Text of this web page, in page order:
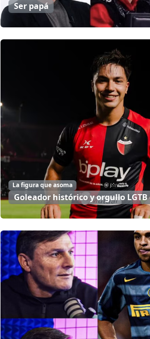
Ser papá
La figura que asoma
Goleador histórico y orgullo LGTB